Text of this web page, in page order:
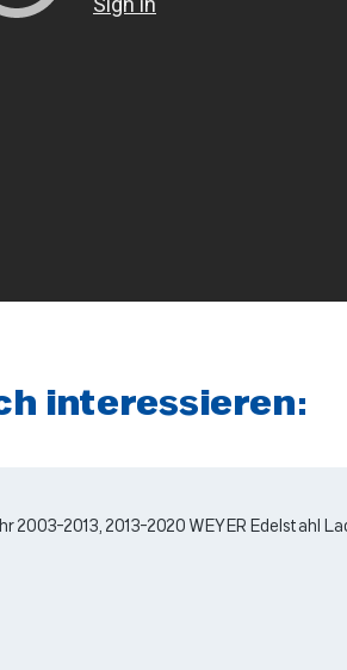
interessieren: